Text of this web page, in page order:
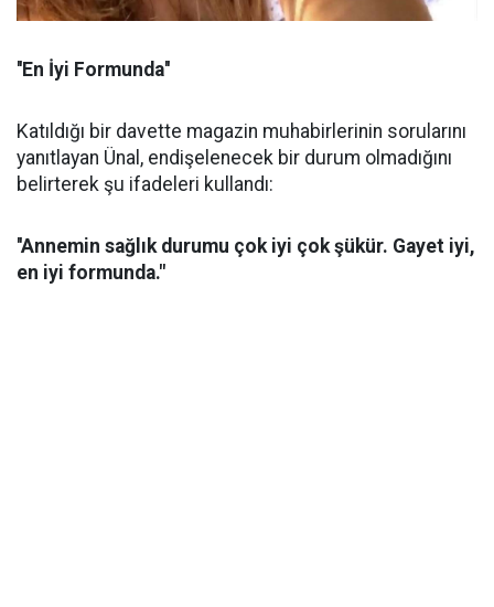
''En İyi Formunda''
Katıldığı bir davette magazin muhabirlerinin sorularını
yanıtlayan Ünal, endişelenecek bir durum olmadığını
belirterek şu ifadeleri kullandı:
''Annemin sağlık durumu çok iyi çok şükür. Gayet iyi,
en iyi formunda."